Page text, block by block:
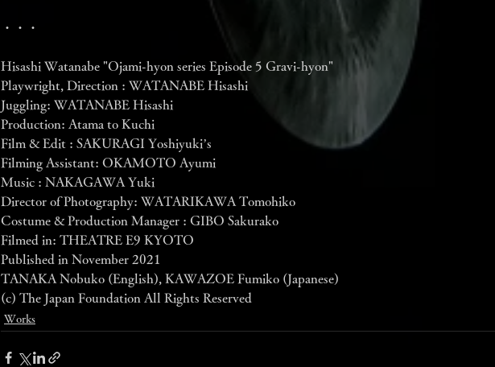
・・・
Hisashi Watanabe "Ojami-hyon series Episode 5 Gravi-hyon"
Playwright, Direction : WATANABE Hisashi
Juggling: WATANABE Hisashi
Production: Atama to Kuchi
Film & Edit : SAKURAGI Yoshiyuki’s
Filming Assistant: OKAMOTO Ayumi
Music : NAKAGAWA Yuki
Director of Photography: WATARIKAWA Tomohiko
Costume & Production Manager : GIBO Sakurako
Filmed in: THEATRE E9 KYOTO
Published in November 2021
TANAKA Nobuko (English), KAWAZOE Fumiko (Japanese)
(c) The Japan Foundation All Rights Reserved
Works